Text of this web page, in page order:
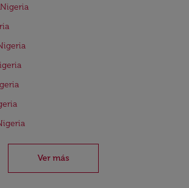
Ver más